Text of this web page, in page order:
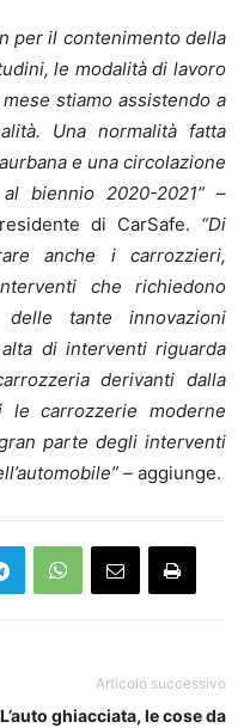
per il contenimento della
le modalità di lavoro
stiamo assistendo a
Una normalità fatta
e una circolazione
biennio 2020-2021” –
di CarSafe. “Di
anche i carrozzieri,
che richiedono
tante innovazioni
di interventi riguarda
derivanti dalla
le carrozzerie moderne
parte degli interventi
– aggiunge.
Articolo successivo
L’auto ghiacciata, le cose da